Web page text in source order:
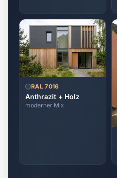
RAL 7016
Anthrazit + Holz
moderner Mix